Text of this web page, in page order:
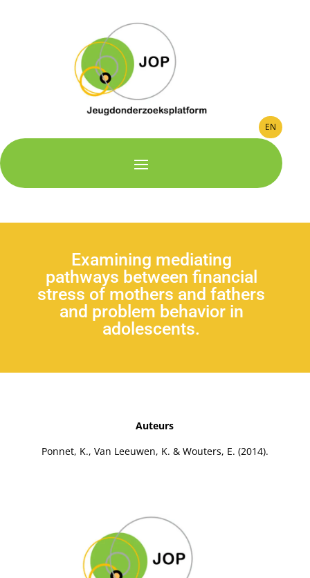
EN
Examining mediating
pathways between financial
stress of mothers and fathers
and problem behavior in
adolescents.
Auteurs
Ponnet, K., Van Leeuwen, K. & Wouters, E. (2014).